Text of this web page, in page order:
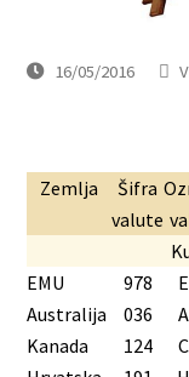
16/05/2016
Zemlja
Šifra
valute
EMU
978
Australija
036
Kanada
124